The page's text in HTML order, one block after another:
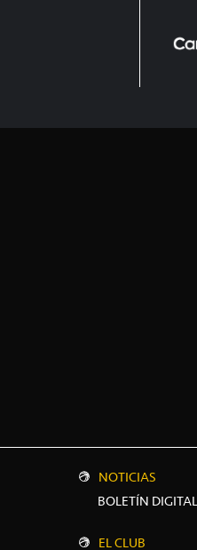
NOTICIAS
BOLETÍN DIGITAL
EL CLUB